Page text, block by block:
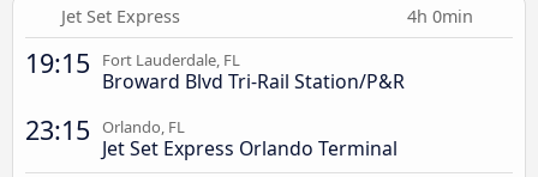
Jet Set Express 4h 0min
19:15 Fort Lauderdale, FL
Broward Blvd Tri-Rail Station/P&R
23:15 Orlando, FL
Jet Set Express Orlando Terminal